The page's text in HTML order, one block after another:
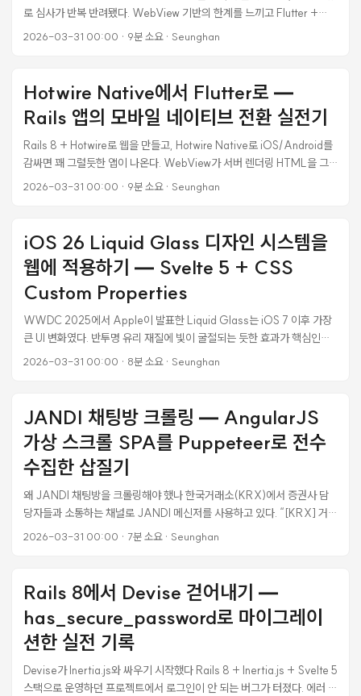
는지 확인하는 것. ...
로 심사가 반복 반려됐다. WebView 기반의 한계를 느끼고 Flutter +
BLoC 패턴으로 순수 네이티브 전환을 결정했다. 이 글은 실제로 웹앱을
얇은 네이티브 셸을 씌우는 구조다. Turbo Navigator가 URL 기반으로
네비게이션을 처리하고, Bridge Component로 네이티브 UI를 부분적으
로 제어한다. 웹 개발자 입장에서는 최소 비용으로 앱을 만들 수 있어서 매
력적이다. ...
2026-03-31 00:00 · 9분 소요· Seunghan
Hotwire Native에서 Flutter로 —
Rails 앱의 모바일 네이티브 전환 실전기
Rails 8 + Hotwire로 웹을 만들고, Hotwire Native로 iOS/Android를
감싸면 꽤 그럴듯한 앱이 나온다. WebView가 서버 렌더링 HTML을 그
대로 보여주니 코드 한 벌로 3플랫폼을 커버할 수 있다. 실제로 이 방식으
고, WebView 특유의 뚝뚝 끊기는 느낌이 있었다. 결국 Flutter로 풀 네이
티브 전환을 결정했고, 설계부터 프로덕션 배포까지 약 2주 만에 끝냈다.
그 과정을 정리한다. ...
2026-03-31 00:00 · 9분 소요· Seunghan
iOS 26 Liquid Glass 디자인 시스템을
웹에 적용하기 — Svelte 5 + CSS
Custom Properties
WWDC 2025에서 Apple이 발표한 Liquid Glass는 iOS 7 이후 가장
큰 UI 변화였다. 반투명 유리 재질에 빛이 굴절되는 듯한 효과가 핵심인데,
이걸 실제 웹 프로젝트에 적용해봤다. Figma Community Kit에서 디자
는 전 과정을 정리한다. 결론부터 말하면, iOS 26 디자인 시스템은 웹에서
도 충분히 구현 가능하다. 다만 다크모드 셀렉터 불일치 같은 함정이 있어
서, 기존 프로젝트에 얹을 때는 CSS 변수 네이밍 컨벤션을 꼼꼼히 맞춰야
한다. ...
2026-03-31 00:00 · 8분 소요· Seunghan
JANDI 채팅방 크롤링 — AngularJS
가상 스크롤 SPA를 Puppeteer로 전수
수집한 삽질기
왜 JANDI 채팅방을 크롤링해야 했나 한국거래소(KRX)에서 증권사 담
당자들과 소통하는 채널로 JANDI 메신저를 사용하고 있다. “[KRX] 거래
시간 연장 및 장애대응 실시간 채팅"이라는 채팅방에서 400여 명의 증권
기 API가 없고, Outgoing Webhook은 시작 키워드가 필수라서 모든 메
시지를 수신할 수 없다. 결국 브라우저 자동화로 직접 크롤링하는 수밖에
없었다. JANDI의 기술 스택이 만든 함정 JANDI 웹앱은 AngularJS 기
반 SPA(Single Page Application)다. 열어보면 URL이
https://next-it.jandi.com/app/#!/room/34791415 같은 해시 라우
팅을 쓰고 있다. 이게 크롤링에 어떤 영향을 주는지 처음엔 몰랐다. ...
2026-03-31 00:00 · 7분 소요· Seunghan
Rails 8에서 Devise 걷어내기 —
has_secure_password로 마이그레이
션한 실전 기록
Devise가 Inertia.js와 싸우기 시작했다 Rails 8 + Inertia.js + Svelte 5
스택으로 운영하던 프로젝트에서 로그인이 안 되는 버그가 터졌다. 에러 메